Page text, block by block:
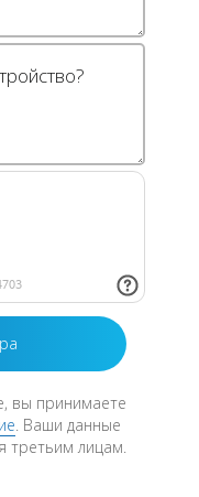
вы принимаете
. Ваши данные
третьим лицам.